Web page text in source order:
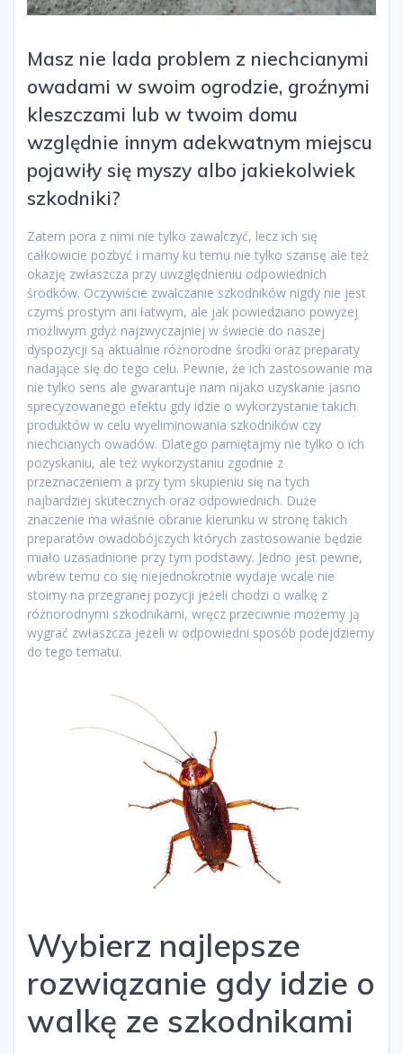
Masz nie lada problem z niechcianymi
owadami w swoim ogrodzie, groźnymi
kleszczami lub w twoim domu
względnie innym adekwatnym miejscu
pojawiły się myszy albo jakiekolwiek
szkodniki?
Zatem pora z nimi nie tylko zawalczyć, lecz ich się
całkowicie pozbyć i mamy ku temu nie tylko szansę ale też
okazję zwłaszcza przy uwzględnieniu odpowiednich
środków. Oczywiście zwalczanie szkodników nigdy nie jest
czymś prostym ani łatwym, ale jak powiedziano powyżej
możliwym gdyż najzwyczajniej w świecie do naszej
dyspozycji są aktualnie różnorodne środki oraz preparaty
nadające się do tego celu. Pewnie, że ich zastosowanie ma
nie tylko sens ale gwarantuje nam nijako uzyskanie jasno
sprecyzowanego efektu gdy idzie o wykorzystanie takich
produktów w celu wyeliminowania szkodników czy
niechcianych owadów. Dlatego pamiętajmy nie tylko o ich
pozyskaniu, ale też wykorzystaniu zgodnie z
przeznaczeniem a przy tym skupieniu się na tych
najbardziej skutecznych oraz odpowiednich. Duże
znaczenie ma właśnie obranie kierunku w stronę takich
preparatów owadobójczych których zastosowanie będzie
miało uzasadnione przy tym podstawy. Jedno jest pewne,
wbrew temu co się niejednokrotnie wydaje wcale nie
stoimy na przegranej pozycji jeżeli chodzi o walkę z
różnorodnymi szkodnikami, wręcz przeciwnie możemy ją
wygrać zwłaszcza jeżeli w odpowiedni sposób podejdziemy
do tego tematu.
Wybierz najlepsze
rozwiązanie gdy idzie o
walkę ze szkodnikami